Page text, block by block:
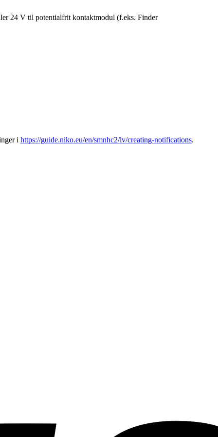
24 V til potentialfrit kontaktmodul (f.eks. Finder
i https://guide.niko.eu/en/smnhc2/lv/creating-notifications.